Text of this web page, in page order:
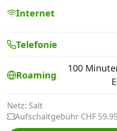
Handy-Abo
wechseln
Alle Mobile-
Internet, TV, Telefon
Internet
Telefonie
Roaming
100
Netz: Salt
Aufschaltgebühr CHF